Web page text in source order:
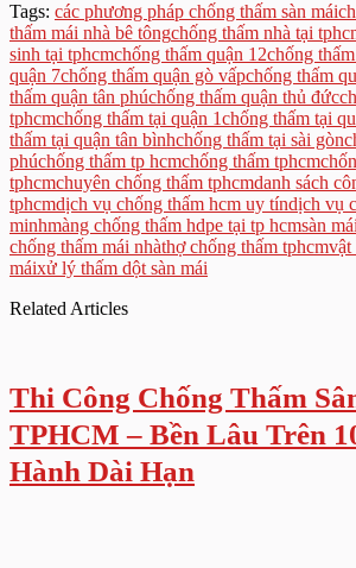
Tags: các phương pháp chống thấm sàn mái
thấm mái nhà bê tôngchống thấm nhà tại
sinh tại tphcmchống thấm quận 12chống
quận 7chống thấm quận gò vấpchống thấm
thấm quận tân phúchống thấm quận thủ đức
tphcmchống thấm tại quận 1chống thấm tại
thấm tại quận tân bìnhchống thấm tại sài gòn
phúchống thấm tp hcmchống thấm tphcm
tphcmchuyên chống thấm tphcmdanh sách
tphcmdịch vụ chống thấm hcm uy tíndịch vụ
minhmàng chống thấm hdpe tại tp hcmsàn
chống thấm mái nhàthợ chống thấm tphcmvật
máixử lý thấm dột sàn mái
Related Articles
Thi Công Chống Thấm
TPHCM – Bền Lâu Trên
Hành Dài Hạn